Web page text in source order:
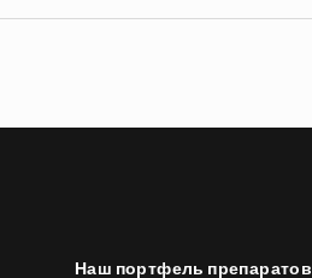
Наш портфель препаратов